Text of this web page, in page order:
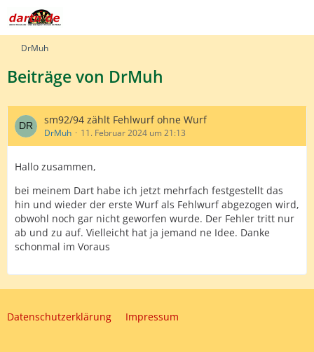
DrMuh
Beiträge von DrMuh
sm92/94 zählt Fehlwurf ohne Wurf
DrMuh 11. Februar 2024 um 21:13
Hallo zusammen,
bei meinem Dart habe ich jetzt mehrfach festgestellt das
hin und wieder der erste Wurf als Fehlwurf abgezogen wird,
obwohl noch gar nicht geworfen wurde. Der Fehler tritt nur
ab und zu auf. Vielleicht hat ja jemand ne Idee. Danke
schonmal im Voraus
Datenschutzerklärung Impressum